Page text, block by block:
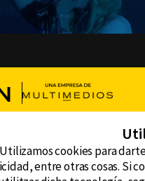
incluyendo
Utilizamos cookies para
entre otras cosas. Si